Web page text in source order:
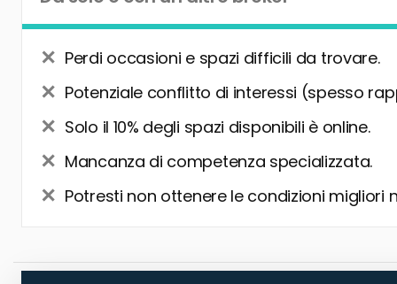
Perdi occasioni e spazi difficili da trovare.
Potenziale conflitto di interessi (spesso
Solo il 10% degli spazi disponibili è online.
Mancanza di competenza specializzata.
Potresti non ottenere le condizioni migliori